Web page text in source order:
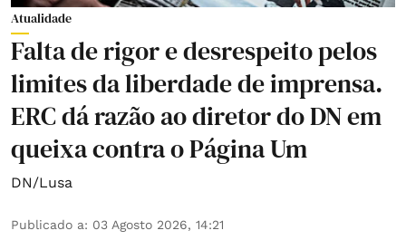
Atualidade
Falta de rigor e desrespeito pelos
limites da liberdade de imprensa.
ERC dá razão ao diretor do DN em
queixa contra o Página Um
DN/Lusa
Publicado a: 03 Agosto 2026, 14:21